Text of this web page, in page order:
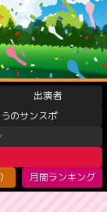
出演者
のサンスポ
月間ランキング